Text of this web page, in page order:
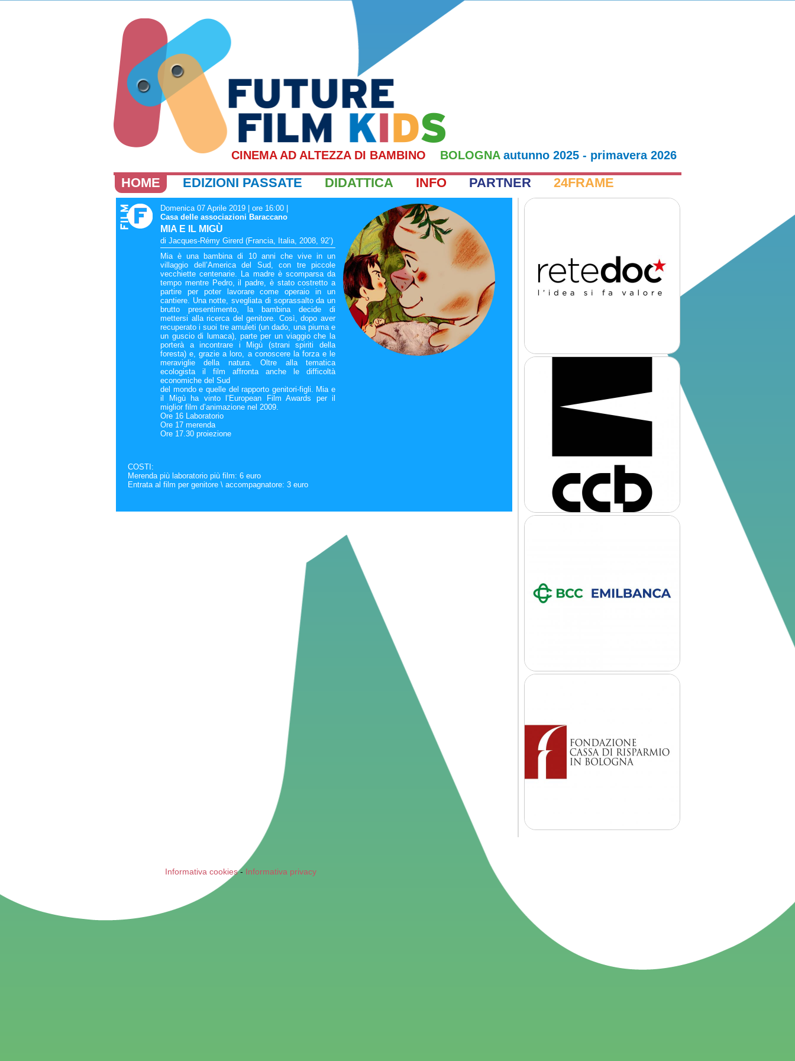
CINEMA AD ALTEZZA DI BAMBINO BOLOGNA autunno 2025 - primavera 2026
HOME EDIZIONI PASSATE DIDATTICA INFO PARTNER 24FRAME
Domenica 07 Aprile 2019 | ore 16:00
Casa delle associazioni Baraccano
MIA E IL MIGÙ
di Jacques-Rémy Girerd (Francia, Italia, 2008, 92’)
Mia è una bambina di 10 anni che vive in un
villaggio dell’America del Sud, con tre piccole
vecchiette centenarie. La madre è scomparsa da
tempo mentre Pedro, il padre, è stato costretto a
partire per poter lavorare come operaio in un
cantiere. Una notte, svegliata di soprassalto da un
brutto presentimento, la bambina decide di
mettersi alla ricerca del genitore. Così, dopo aver
recuperato i suoi tre amuleti (un dado, una piuma e
un guscio di lumaca), parte per un viaggio che la
porterà a incontrare i Migù (strani spiriti della
foresta) e, grazie a loro, a conoscere la forza e le
meraviglie della natura. Oltre alla tematica
ecologista il film affronta anche le difficoltà
economiche del Sud
del mondo e quelle del rapporto genitori-figli. Mia e
il Migù ha vinto l’European Film Awards per il
miglior film d’animazione nel 2009.
Ore 16 Laboratorio
Ore 17 merenda
Ore 17.30 proiezione
COSTI:
Merenda più laboratorio più film: 6 euro
Entrata al film per genitore \ accompagnatore: 3 euro
Informativa cookies- Informativa privacy